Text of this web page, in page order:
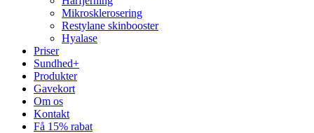
Mikrosklerosering
Restylane skinbooster
Hyalase
Priser
Sundhed+
Produkter
Gavekort
Om os
Kontakt
Få 15% rabat